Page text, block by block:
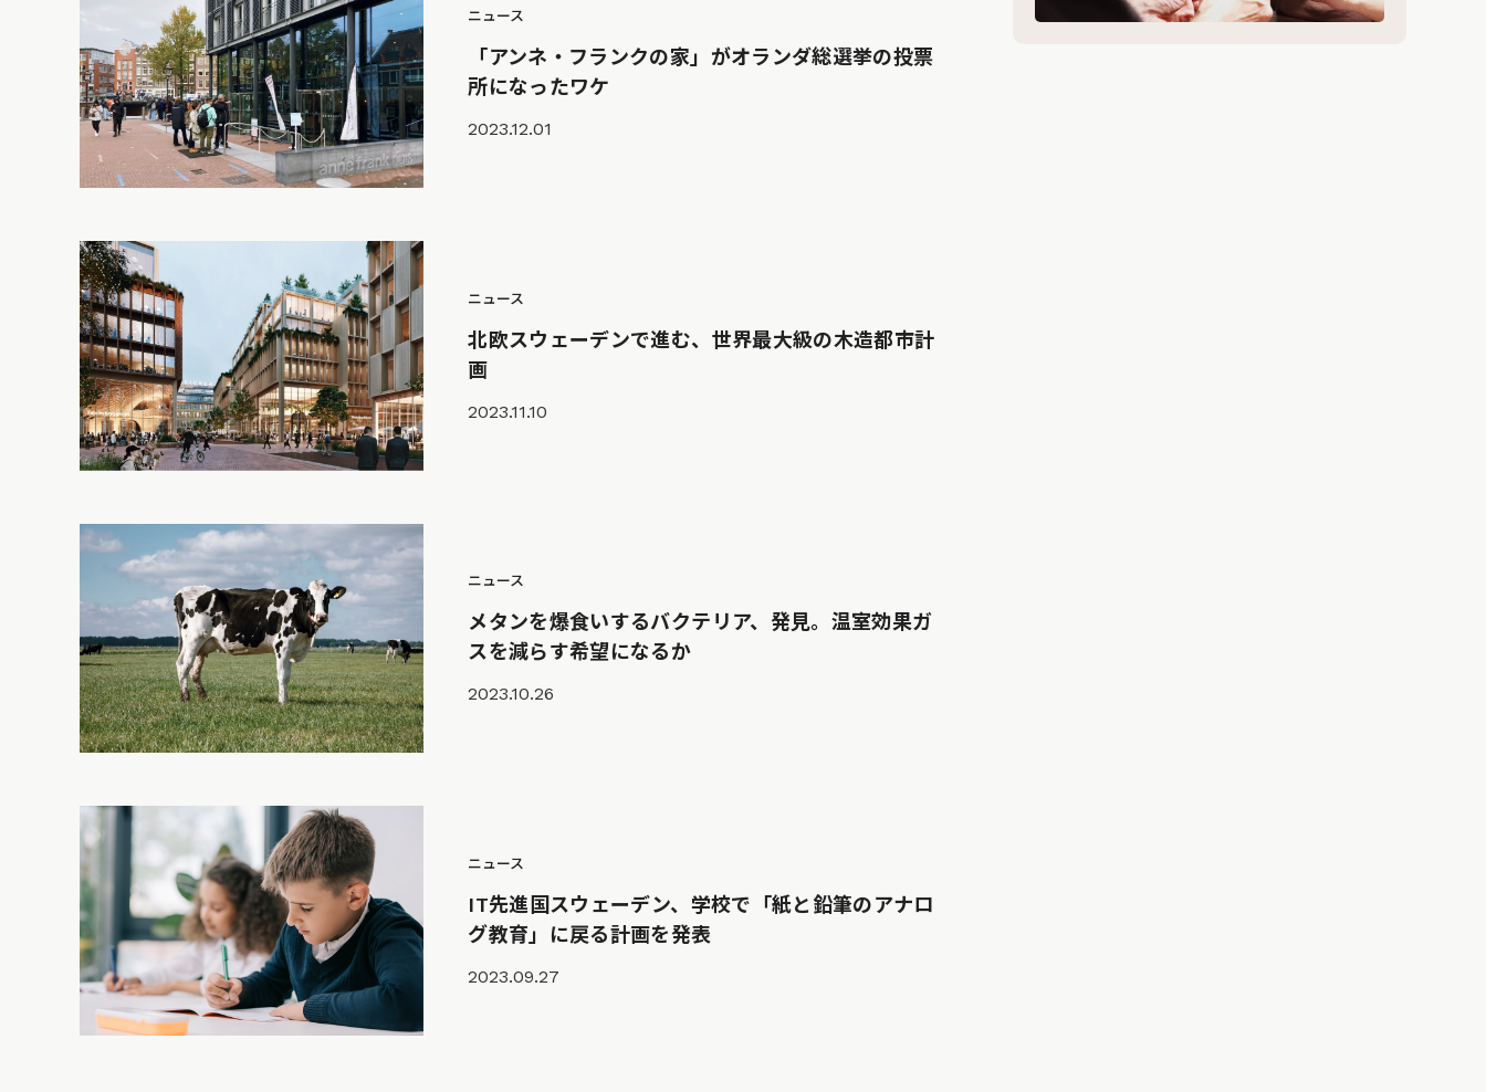
ニュース
「アンネ・フランクの家」がオランダ総選挙の投票
所になったワケ
2023.12.01
ニュース
北欧スウェーデンで進む、世界最大級の木造都市計
画
2023.11.10
ニュース
メタンを爆食いするバクテリア、発見。温室効果ガ
スを減らす希望になるか
2023.10.26
ニュース
IT先進国スウェーデン、学校で「紙と鉛筆のアナロ
グ教育」に戻る計画を発表
2023.09.27